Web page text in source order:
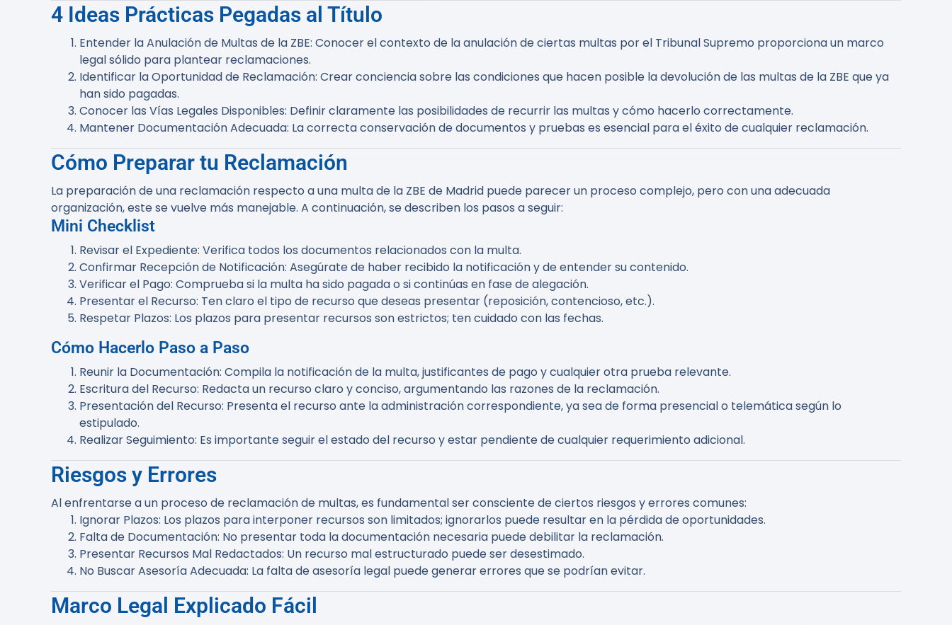
4 Ideas Prácticas Pegadas al Título
Entender la Anulación de Multas de la ZBE: Conocer el contexto de la anulación de ciertas multas por el Tribunal Supremo proporciona un marco
legal sólido para plantear reclamaciones.
Identificar la Oportunidad de Reclamación: Crear conciencia sobre las condiciones que hacen posible la devolución de las multas de la ZBE que ya
han sido pagadas.
Conocer las Vías Legales Disponibles: Definir claramente las posibilidades de recurrir las multas y cómo hacerlo correctamente.
Mantener Documentación Adecuada: La correcta conservación de documentos y pruebas es esencial para el éxito de cualquier reclamación.
Cómo Preparar tu Reclamación
La preparación de una reclamación respecto a una multa de la ZBE de Madrid puede parecer un proceso complejo, pero con una adecuada
organización, este se vuelve más manejable. A continuación, se describen los pasos a seguir:
Mini Checklist
Revisar el Expediente: Verifica todos los documentos relacionados con la multa.
Confirmar Recepción de Notificación: Asegúrate de haber recibido la notificación y de entender su contenido.
Verificar el Pago: Comprueba si la multa ha sido pagada o si continúas en fase de alegación.
Presentar el Recurso: Ten claro el tipo de recurso que deseas presentar (reposición, contencioso, etc.).
Respetar Plazos: Los plazos para presentar recursos son estrictos; ten cuidado con las fechas.
Cómo Hacerlo Paso a Paso
Reunir la Documentación: Compila la notificación de la multa, justificantes de pago y cualquier otra prueba relevante.
Escritura del Recurso: Redacta un recurso claro y conciso, argumentando las razones de la reclamación.
Presentación del Recurso: Presenta el recurso ante la administración correspondiente, ya sea de forma presencial o telemática según lo
estipulado.
Realizar Seguimiento: Es importante seguir el estado del recurso y estar pendiente de cualquier requerimiento adicional.
Riesgos y Errores
Al enfrentarse a un proceso de reclamación de multas, es fundamental ser consciente de ciertos riesgos y errores comunes:
Ignorar Plazos: Los plazos para interponer recursos son limitados; ignorarlos puede resultar en la pérdida de oportunidades.
Falta de Documentación: No presentar toda la documentación necesaria puede debilitar la reclamación.
Presentar Recursos Mal Redactados: Un recurso mal estructurado puede ser desestimado.
No Buscar Asesoría Adecuada: La falta de asesoría legal puede generar errores que se podrían evitar.
Marco Legal Explicado Fácil